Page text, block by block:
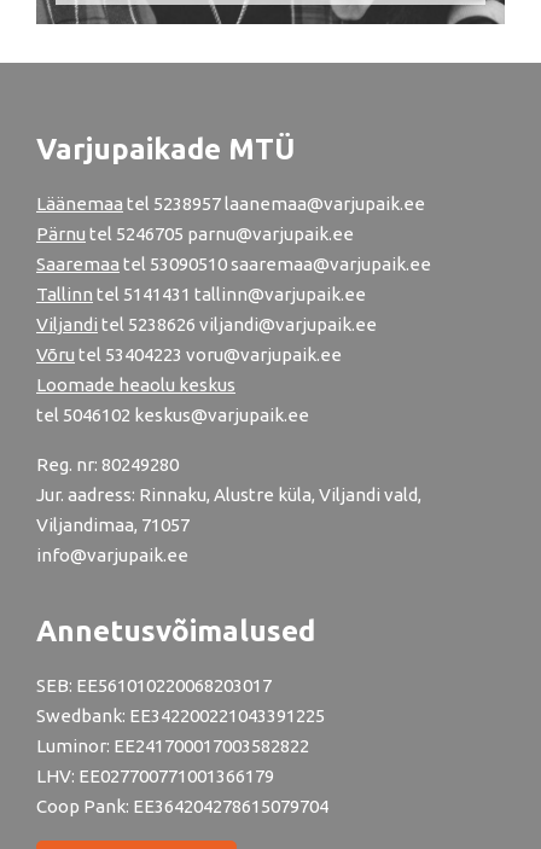
Varjupaikade MTÜ
Läänemaa tel 5238957 laanemaa@varjupaik.ee
Pärnu tel 5246705 parnu@varjupaik.ee
Saaremaa tel 53090510 saaremaa@varjupaik.ee
Tallinn tel 5141431 tallinn@varjupaik.ee
Viljandi tel 5238626 viljandi@varjupaik.ee
Võru tel 53404223 voru@varjupaik.ee
Loomade heaolu keskus
tel 5046102 keskus@varjupaik.ee
Reg. nr: 80249280
Jur. aadress: Rinnaku, Alustre küla, Viljandi vald,
Viljandimaa, 71057
info@varjupaik.ee
Annetusvõimalused
SEB: EE561010220068203017
Swedbank: EE342200221043391225
Luminor: EE241700017003582822
LHV: EE027700771001366179
Coop Pank: EE364204278615079704